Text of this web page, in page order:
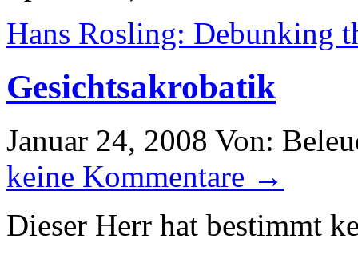
Hans Rosling: Debunking
Gesichtsakrobatik
Januar 24, 2008 Von:
keine Kommentare →
Dieser Herr hat bestimmt